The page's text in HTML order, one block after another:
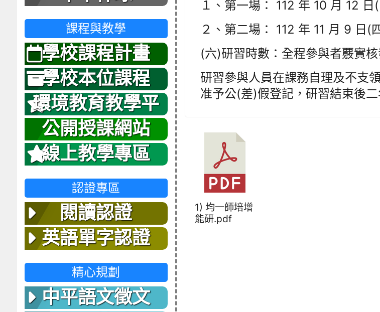
１、第一場： 112 年 10 月 12
２、第二場： 112 年 11 月 9 日(
(六)研習時數：全程參與者覈實
研習參與人員在課務自理及不支
准予公(差)假登記，研習結束後二
1) 均一師培增
能研.pdf
課程與教學
學校課程計畫
學校本位課程
環境教育教學平
台
公開授課網站
線上教學專區
認證專區
閱讀認證
英語單字認證
精心規劃
中平語文徵文